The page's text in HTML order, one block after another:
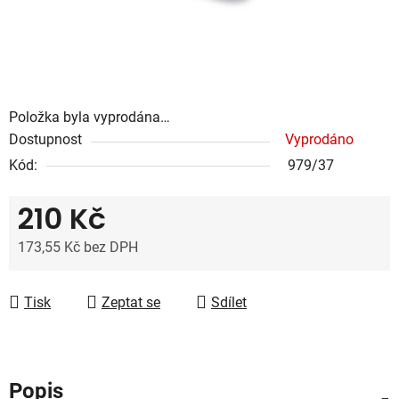
Položka byla vyprodána…
Dostupnost
Vyprodáno
Kód:
979/37
210 Kč
173,55 Kč bez DPH
Tisk
Zeptat se Sdílet
Popis